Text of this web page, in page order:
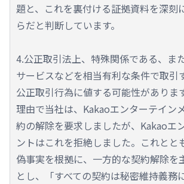
題と、これを裏付ける証拠資料を深刻
らだと判断しています。
4.公正取引法上、特殊関係である、ま
サービスなどを相当有利な条件で取引
公正取引行為に値する可能性がありま
理由で当社は、Kakaoエンターテイン
約の解除を要求しましたが、Kakaoエ
ントはこれを拒絶しました。これとと
偽事実を根拠に、一方的な契約解除を
とし、「すべての契約は秘密維持義務